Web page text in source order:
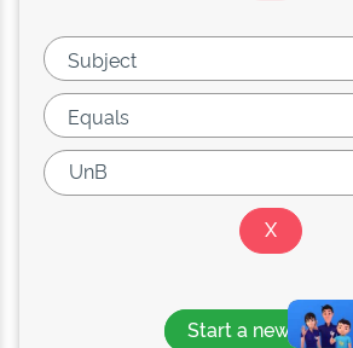
Start a new search